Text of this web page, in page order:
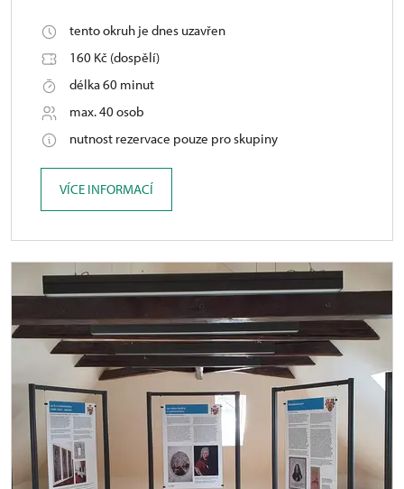
tento okruh je dnes uzavřen
160 Kč (dospělí)
délka 60 minut
max. 40 osob
nutnost rezervace pouze pro skupiny
VÍCE INFORMACÍ